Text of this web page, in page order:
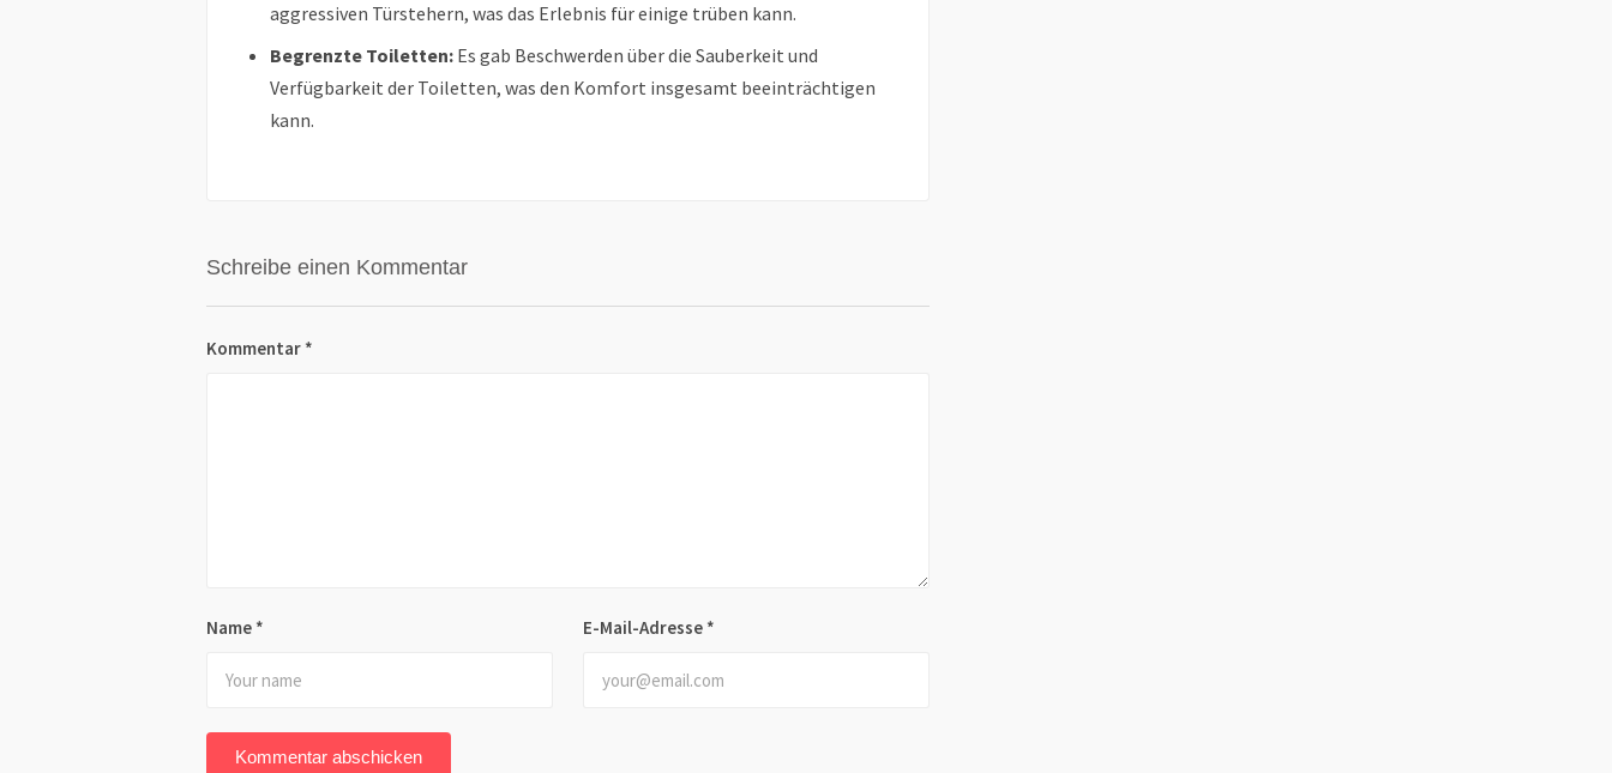
aggressiven Türstehern, was das Erlebnis für einige trüben kann.
Begrenzte Toiletten: Es gab Beschwerden über die Sauberkeit und
Verfügbarkeit der Toiletten, was den Komfort insgesamt beeinträchtigen
kann.
Schreibe einen Kommentar
Kommentar *
Name * E-Mail-Adresse *